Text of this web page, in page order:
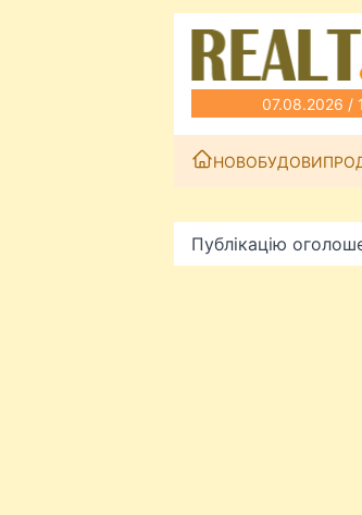
07.08.2026 /
НОВОБУДОВИ
Публікацію